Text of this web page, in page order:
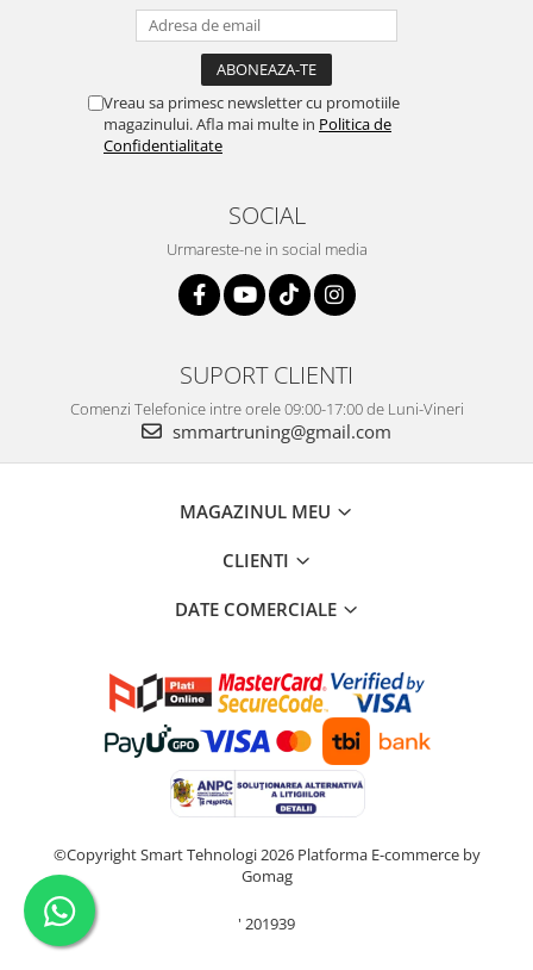
Vreau sa primesc newsletter cu promotiile
magazinului. Afla mai multe in Politica de
Confidentialitate
SOCIAL
Urmareste-ne in social media
SUPORT CLIENTI
Comenzi Telefonice intre orele 09:00-17:00 de Luni-Vineri
smmartruning@gmail.com
MAGAZINUL MEU
CLIENTI
DATE COMERCIALE
©Copyright Smart Tehnologi 2026 Platforma E-commerce by
Gomag
' 201939